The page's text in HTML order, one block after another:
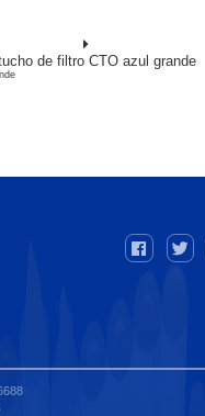
de filtro CTO azul grande